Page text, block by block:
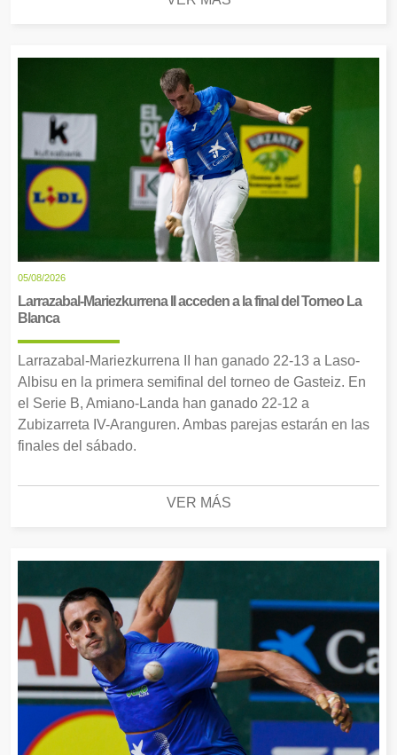
05/08/2026
Larrazabal-Mariezkurrena II acceden a la final del Torneo La
Blanca
Larrazabal-Mariezkurrena II han ganado 22-13 a Laso-
Albisu en la primera semifinal del torneo de Gasteiz. En
el Serie B, Amiano-Landa han ganado 22-12 a
Zubizarreta IV-Aranguren. Ambas parejas estarán en las
finales del sábado.
VER MÁS